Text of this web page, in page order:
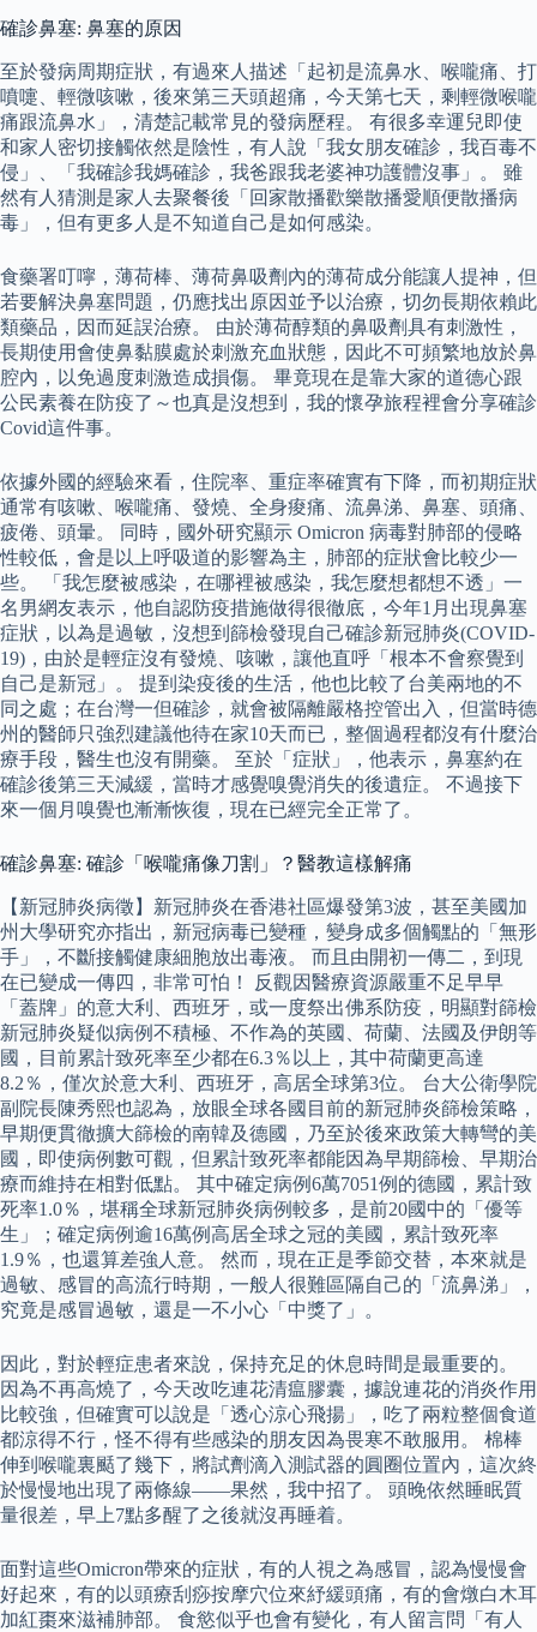
確診鼻塞: 鼻塞的原因
至於發病周期症狀，有過來人描述「起初是流鼻水、喉嚨痛、打
噴嚏、輕微咳嗽，後來第三天頭超痛，今天第七天，剩輕微喉嚨
痛跟流鼻水」，清楚記載常見的發病歷程。 有很多幸運兒即使
和家人密切接觸依然是陰性，有人說「我女朋友確診，我百毒不
侵」、「我確診我媽確診，我爸跟我老婆神功護體沒事」。 雖
然有人猜測是家人去聚餐後「回家散播歡樂散播愛順便散播病
毒」，但有更多人是不知道自己是如何感染。
食藥署叮嚀，薄荷棒、薄荷鼻吸劑內的薄荷成分能讓人提神，但
若要解決鼻塞問題，仍應找出原因並予以治療，切勿長期依賴此
類藥品，因而延誤治療。 由於薄荷醇類的鼻吸劑具有刺激性，
長期使用會使鼻黏膜處於刺激充血狀態，因此不可頻繁地放於鼻
腔內，以免過度刺激造成損傷。 畢竟現在是靠大家的道德心跟
公民素養在防疫了～也真是沒想到，我的懷孕旅程裡會分享確診
Covid這件事。
依據外國的經驗來看，住院率、重症率確實有下降，而初期症狀
通常有咳嗽、喉嚨痛、發燒、全身痠痛、流鼻涕、鼻塞、頭痛、
疲倦、頭暈。 同時，國外研究顯示 Omicron 病毒對肺部的侵略
性較低，會是以上呼吸道的影響為主，肺部的症狀會比較少一
些。 「我怎麼被感染，在哪裡被感染，我怎麼想都想不透」一
名男網友表示，他自認防疫措施做得很徹底，今年1月出現鼻塞
症狀，以為是過敏，沒想到篩檢發現自己確診新冠肺炎(COVID-
19)，由於是輕症沒有發燒、咳嗽，讓他直呼「根本不會察覺到
自己是新冠」。 提到染疫後的生活，他也比較了台美兩地的不
同之處；在台灣一但確診，就會被隔離嚴格控管出入，但當時德
州的醫師只強烈建議他待在家10天而已，整個過程都沒有什麼治
療手段，醫生也沒有開藥。 至於「症狀」，他表示，鼻塞約在
確診後第三天減緩，當時才感覺嗅覺消失的後遺症。 不過接下
來一個月嗅覺也漸漸恢復，現在已經完全正常了。
確診鼻塞: 確診「喉嚨痛像刀割」？醫教這樣解痛
【新冠肺炎病徵】新冠肺炎在香港社區爆發第3波，甚至美國加
州大學研究亦指出，新冠病毒已變種，變身成多個觸點的「無形
手」，不斷接觸健康細胞放出毒液。 而且由開初一傳二，到現
在已變成一傳四，非常可怕！ 反觀因醫療資源嚴重不足早早
「蓋牌」的意大利、西班牙，或一度祭出佛系防疫，明顯對篩檢
新冠肺炎疑似病例不積極、不作為的英國、荷蘭、法國及伊朗等
國，目前累計致死率至少都在6.3％以上，其中荷蘭更高達
8.2％，僅次於意大利、西班牙，高居全球第3位。 台大公衛學院
副院長陳秀熙也認為，放眼全球各國目前的新冠肺炎篩檢策略，
早期便貫徹擴大篩檢的南韓及德國，乃至於後來政策大轉彎的美
國，即使病例數可觀，但累計致死率都能因為早期篩檢、早期治
療而維持在相對低點。 其中確定病例6萬7051例的德國，累計致
死率1.0％，堪稱全球新冠肺炎病例較多，是前20國中的「優等
生」；確定病例逾16萬例高居全球之冠的美國，累計致死率
1.9％，也還算差強人意。 然而，現在正是季節交替，本來就是
過敏、感冒的高流行時期，一般人很難區隔自己的「流鼻涕」，
究竟是感冒過敏，還是一不小心「中獎了」。
因此，對於輕症患者來說，保持充足的休息時間是最重要的。
因為不再高燒了，今天改吃連花清瘟膠囊，據說連花的消炎作用
比較強，但確實可以說是「透心涼心飛揚」，吃了兩粒整個食道
都涼得不行，怪不得有些感染的朋友因為畏寒不敢服用。 棉棒
伸到喉嚨裏颳了幾下，將試劑滴入測試器的圓圈位置內，這次終
於慢慢地出現了兩條線——果然，我中招了。 頭晚依然睡眠質
量很差，早上7點多醒了之後就沒再睡着。
面對這些Omicron帶來的症狀，有的人視之為感冒，認為慢慢會
好起來，有的以頭療刮痧按摩穴位來紓緩頭痛，有的會燉白木耳
加紅棗來滋補肺部。 食慾似乎也會有變化，有人留言問「有人